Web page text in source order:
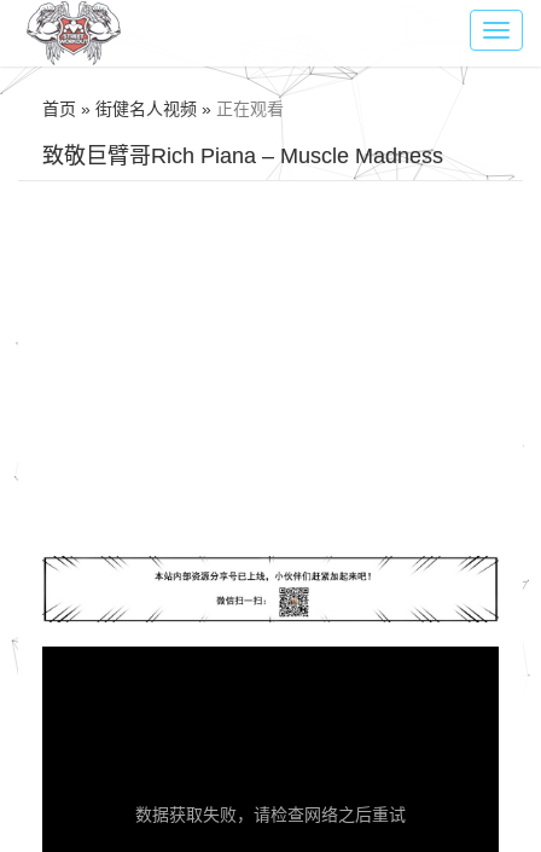
首页 » 街健名人视频 » 正在观看
致敬巨臂哥Rich Piana – Muscle Madness
数据获取失败，请检查网络之后重试